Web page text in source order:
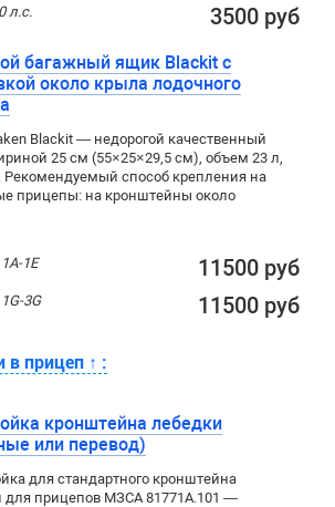
л.с. 3500 руб
багажный ящик Blackit с
около крыла лодочного
Blackit — недорогой качественный
25 см (55×25×29,5 см), объем 23 л,
Рекомендуемый способ крепления на
прицепы: на кронштейны около
1E 11500 руб
3G 11500 руб
в прицеп ↑ :
кронштейна лебедки
или перевод)
для стандартного кронштейна
для прицепов МЗСА 81771A.101 —